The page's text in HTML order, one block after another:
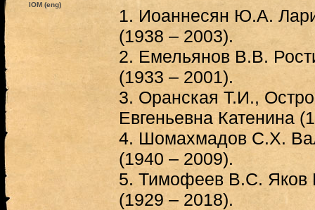
IOM (eng)
1. Иоаннесян Ю.А.
(1938 – 2003).
2. Емельянов В.В.
(1933 – 2001).
3. Оранская Т.И.,
Евгеньевна Катенина
4. Шомахмадов С.Х.
(1940 – 2009).
5. Тимофеев В.С. Яков
(1929 – 2018).